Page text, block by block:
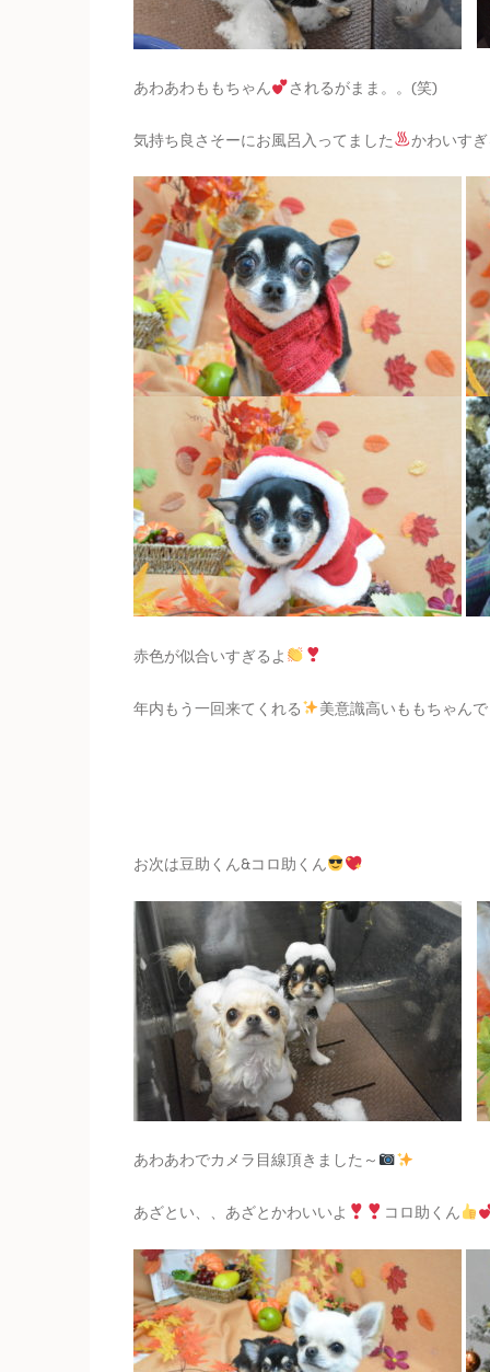
あわあわももちゃん されるがまま。。(笑)
気持ち良さそーにお風呂入ってました かわいす
赤色が似合いすぎるよ
年内もう一回来てくれる 美意識高いももちゃん
お次は豆助くん&コロ助くん
あわあわでカメラ目線頂きました～
あざとい、、あざとかわいいよ コロ助くん